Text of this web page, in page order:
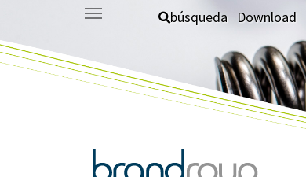
Saltar al contenido principal búsqueda Download